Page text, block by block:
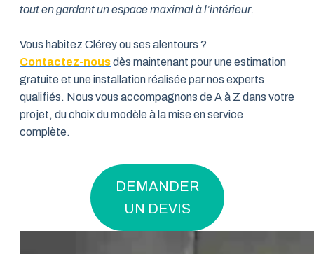
tout en gardant un espace maximal à l’intérieur.
Vous habitez Clérey ou ses alentours ?
Contactez-nousdès maintenant pour une estimation
gratuite et une installation réalisée par nos experts
qualifiés. Nous vous accompagnons de A à Z dans votre
projet, du choix du modèle à la mise en service
complète.
DEMANDER
UN DEVIS